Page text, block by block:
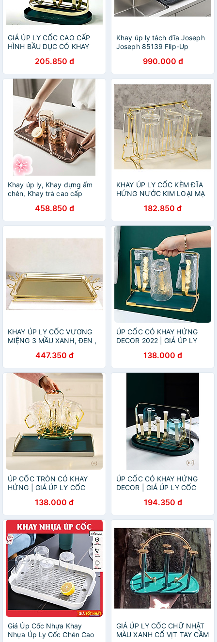
GIÁ ÚP LY CỐC CAO CẤP
HÌNH BẦU DỤC CÓ KHAY
205.850 đ
Khay úp ly tách đĩa Joseph
Joseph 85139 Flip-Up
990.000 đ
Khay úp ly, Khay đựng ấm
chén, Khay trà cao cấp
458.850 đ
KHAY ÚP LY CỐC KÈM ĐĨA
HỨNG NƯỚC KIM LOẠI MẠ
182.850 đ
KHAY ÚP LY CỐC VƯƠNG
MIỆNG 3 MẦU XANH, ĐEN ,
447.350 đ
ÚP CỐC CÓ KHAY HỨNG
DECOR 2022 | GIÁ ÚP LY
HỨNG NƯỚC HOME
LUXURY DECOR PHONG
CÁCH RETRO 2022 NEW
138.000 đ
ÚP CỐC TRÒN CÓ KHAY
HỨNG | GIÁ ÚP LY CỐC
HỨNG TRÒN HOME
LUXURY DECOR PHONG
CÁCH VINTAGE 2022 NEW
138.000 đ
ÚP CỐC CÓ KHAY HỨNG
DECOR | GIÁ ÚP LY CỐC
HỨNG NƯỚC BẦU DỤC
HOME LUXURY DECOR
PHONG CÁCH RETRO
194.350 đ
Giá Úp Cốc Nhựa Khay
Nhựa Úp Ly Cốc Chén Cao
GIÁ ÚP LY CỐC CHỮ NHẬT
MÀU XANH CỔ VỊT TAY CẦM